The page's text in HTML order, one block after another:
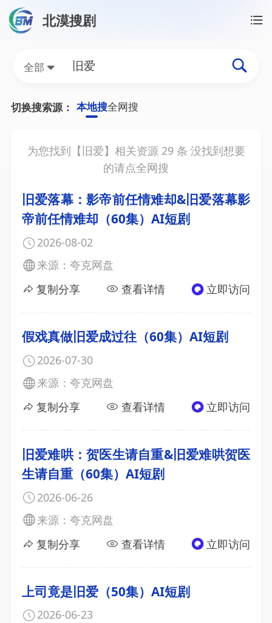
北漠搜剧
全部
旧爱网盘资源搜索结果
切换搜索源： 本地搜全网搜
为您找到【旧爱】相关资源29 条 没找到想要
的请点全网搜
旧爱落幕：影帝前任情难却&旧爱落幕影
帝前任情难却（60集）AI短剧
2026-08-02
来源：夸克网盘
复制分享
查看详情 立即访问
假戏真做旧爱成过往（60集）AI短剧
2026-07-30
来源：夸克网盘
复制分享
查看详情 立即访问
旧爱难哄：贺医生请自重&旧爱难哄贺医
生请自重（60集）AI短剧
2026-06-26
来源：夸克网盘
复制分享
查看详情 立即访问
上司竟是旧爱（50集）AI短剧
2026-06-23